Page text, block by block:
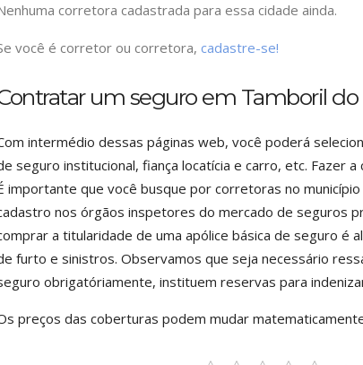
corretora cadastrada para essa cidade ainda.
você é corretor ou corretora, cadastre-se!
um seguro em Tamboril do
intermédio dessas páginas web, você poderá
seguro institucional, fiança locatícia e carro, etc. Fazer
importante que você busque por corretoras no
nos órgãos inspetores do mercado de seguros
a titularidade de uma apólice básica de seguro
furto e sinistros. Observamos que seja necessário
obrigatóriamente, instituem reservas para
preços das coberturas podem mudar